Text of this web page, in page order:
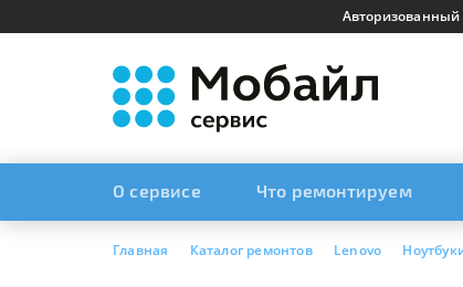
Авторизованный
О сервисе Что ремонтируем
Главная Каталог ремонтов Lenovo